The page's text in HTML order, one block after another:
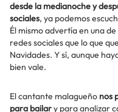
desde la medianoche y
sociales, ya podemos
Él mismo advertía en una
redes sociales que lo que
Navidades. Y sí, aunque
bien vale.
El cantante malagueño nos
para bailary para analizar